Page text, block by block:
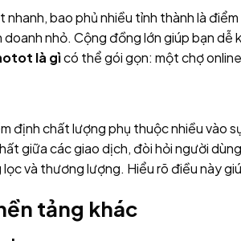
bao phủ nhiều tỉnh thành là
doanh nhỏ. Cộng đồng lớn giúp bạn
là gìcó thể gói gọn: một chợ
định chất lượng phụ thuộc nhiều vào
giữa các giao dịch, đòi hỏi người
và thương lượng. Hiểu rõ điều này
tảng khác